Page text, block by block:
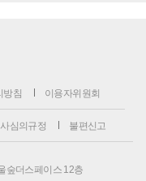
방침 이용자위원회
심의규정 불편신고
숲더스페이스 12층